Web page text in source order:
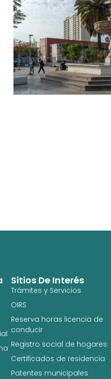
Sitios De Interés
Trámites y Servicios
OIRS
Reserva horas licencia de
conducir
Registro social de hogares
Certificados de residencia
Patentes municipales